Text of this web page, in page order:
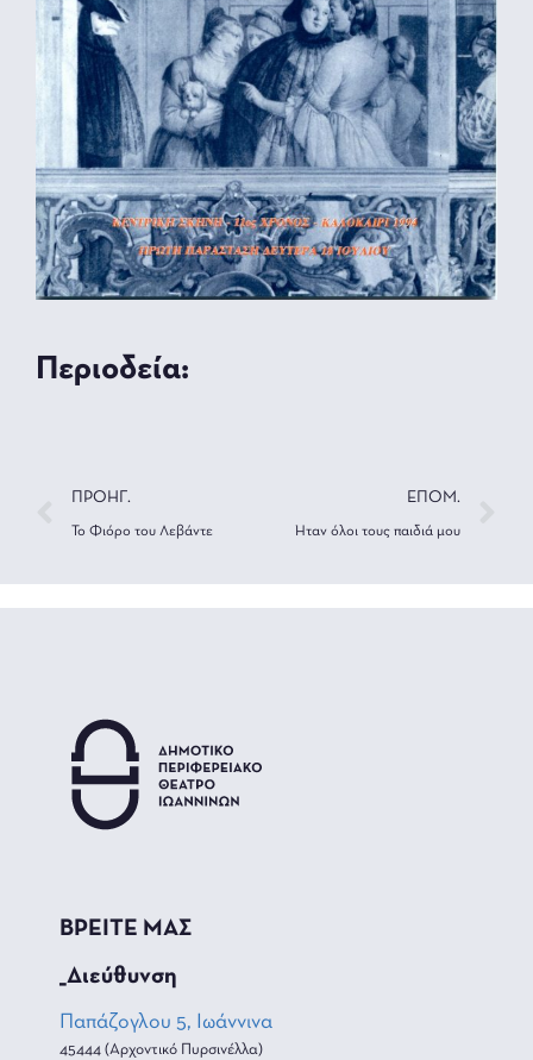
Περιοδεία:
ΠΡΟΗΓ.
Το Φιόρο του Λεβάντε
ΕΠΟΜ.
Ήταν όλοι τους παιδιά μου
ΒΡΕΙΤΕ ΜΑΣ
_Διεύθυνση
Παπάζογλου 5, Ιωάννινα
45444 (Αρχοντικό Πυρσινέλλα)